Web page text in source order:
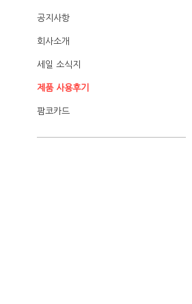
공지사항
회사소개
세일 소식지
제품 사용후기
팜코카드